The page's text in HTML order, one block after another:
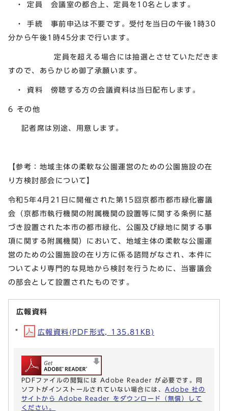
・ 定員 会議室の都合上、定員を10名とします。
・ 手続 事前申込は不要です。受付を当日の午後1時30
分から午後1時45分まで行います。
定員を超える場合には抽選とさせていただきま
すので、あらかじめ御了承願います。
・ 資料 傍聴する方の会議資料は当日配布します。
6 その他
記者席は別途、用意します。
【参考：地域主体の柔軟な公園運営のための公園施設の在
り方検討部会について】
令和5年4月21日に開催された第15回京都市都市緑化審議
会（京都市執行機関の附属機関の設置等に関する条例に基
づき設置された本市の都市緑化、公園及び緑地に関する事
項に関する附属機関）において、地域主体の柔軟な公園運
営のための公園施設の在り方に係る諮問がなされ、本件に
ついてより専門的な見地から検討を行うために、当審議会
の部会として設置されたものです。
広報資料
広報資料(PDF形式, 135.81KB)
PDFファイルの閲覧には Adobe Reader が必要です。同
ソフトがインストールされていない場合には、 Adobe 社の
サイトから Adobe Reader をダウンロード（無償）して
ください。